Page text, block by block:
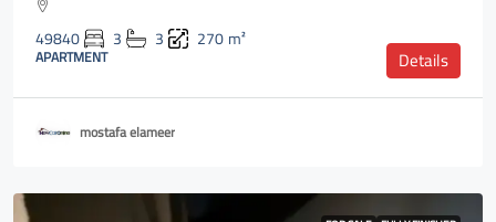
49840 3 3 270m²
APARTMENT Details
mostafa elameer